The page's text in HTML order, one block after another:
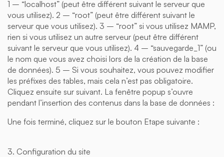
1 – “localhost” (peut être différent suivant le serveur que
vous utilisez). 2 – “root” (peut être différent suivant le
serveur que vous utilisez). 3 – “root” si vous utilisez MAMP,
rien si vous utilisez un autre serveur (peut être différent
suivant le serveur que vous utilisez). 4 – “sauvegarde_1” (ou
le nom que vous avez choisi lors de la création de la base
de données). 5 – Si vous souhaitez, vous pouvez modifier
les préfixes des tables, mais cela n’est pas obligatoire.
Cliquez ensuite sur suivant. La fenêtre popup s’ouvre
pendant l’insertion des contenus dans la base de données :
Une fois terminé, cliquez sur le bouton Etape suivante :
3. Configuration du site